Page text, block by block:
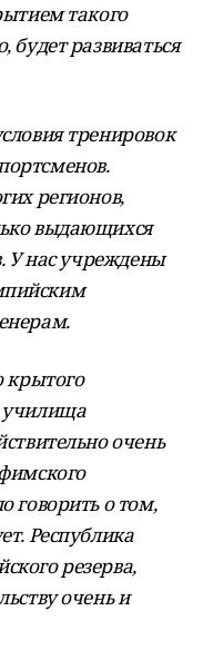
такого
развиваться
тренировок
регионов,
выдающихся
У нас учреждены
крытого
училища
очень
говорить о том,
Республика
резерва,
очень и